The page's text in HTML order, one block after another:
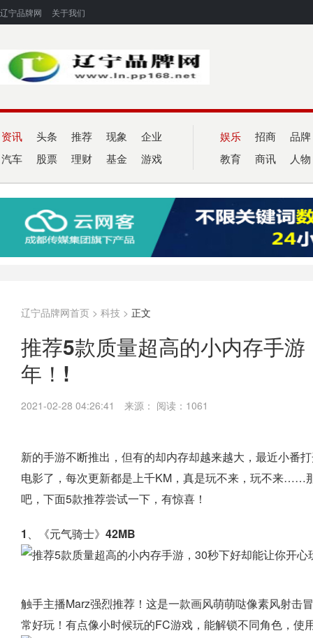
辽宁品牌网 关于我们
资讯 头条 推荐 现象 企业
汽车 股票 理财 基金 游戏
娱乐 招商 品牌
教育 商讯 人物
辽宁品牌网首页 > 科技 > 正文
推荐5款质量超高的小内存手
年！!
2021-02-28 04:26:41 来源： 阅读：1061
新的手游不断推出，但有的却内存却越来越大，最近小番
电影了，每次更新都是上千KM，真是玩不来，玩不来……
吧，下面5款推荐尝试一下，有惊喜！
1、《元气骑士》42MB
触手主播Marz强烈推荐！这是一款画风萌萌哒像素风射击
常好玩！有点像小时候玩的FC游戏，能解锁不同角色，使